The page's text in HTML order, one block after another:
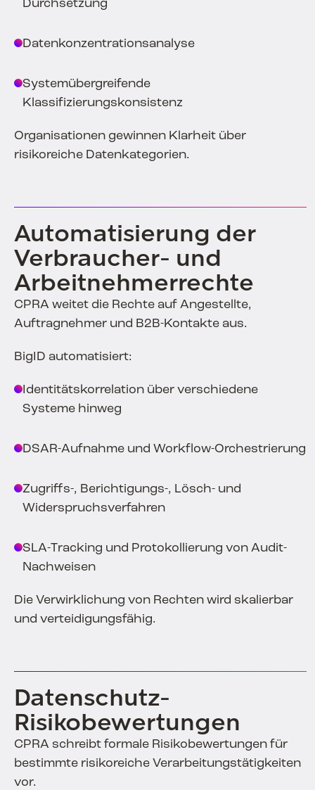
Durchsetzung
Datenkonzentrationsanalyse
Systemübergreifende
Klassifizierungskonsistenz
Organisationen gewinnen Klarheit über
risikoreiche Datenkategorien.
Automatisierung der
Verbraucher- und
Arbeitnehmerrechte
CPRA weitet die Rechte auf Angestellte,
Auftragnehmer und B2B-Kontakte aus.
BigID automatisiert:
Identitätskorrelation über verschiedene
Systeme hinweg
DSAR-Aufnahme und Workflow-Orchestrierung
Zugriffs-, Berichtigungs-, Lösch- und
Widerspruchsverfahren
SLA-Tracking und Protokollierung von Audit-
Nachweisen
Die Verwirklichung von Rechten wird skalierbar
und verteidigungsfähig.
Datenschutz-
Risikobewertungen
CPRA schreibt formale Risikobewertungen für
bestimmte risikoreiche Verarbeitungstätigkeiten
vor.